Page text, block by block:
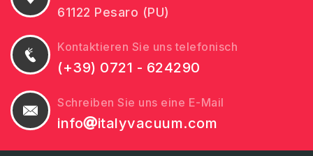
61122 Pesaro (PU)
Kontaktieren Sie uns telefonisch
(+39) 0721 - 624290
Schreiben Sie uns eine E-Mail
info italyvacuum.com